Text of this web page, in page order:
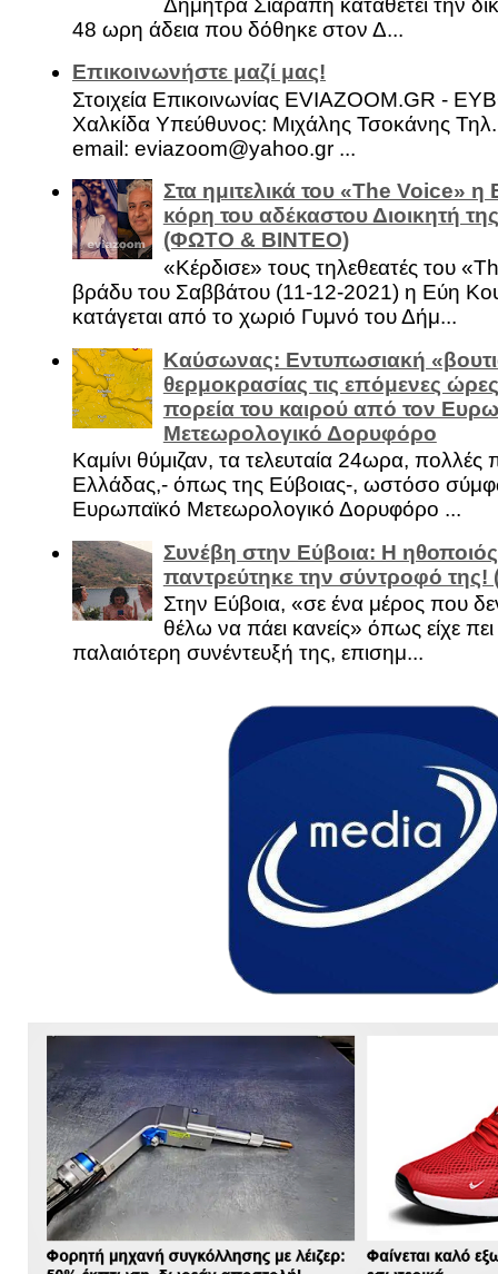
48 ωρη άδεια που δόθηκε στον Δ...
Επικοινωνήστε μαζί μας!
Στοιχεία Επικοινωνίας EVIAZOOM.GR -
Χαλκίδα Υπεύθυνος: Μιχάλης Τσοκάνης
email: eviazoom@yahoo.gr ...
Στα ημιτελικά του «The Voice»
κόρη του αδέκαστου Διοικητή
(ΦΩΤΟ & ΒΙΝΤΕΟ)
«Κέρδισε» τους τηλεθεατές του
βράδυ του Σαββάτου (11-12-2021) η Εύη
κατάγεται από το χωριό Γυμνό του Δήμ...
Καύσωνας: Εντυπωσιακή
θερμοκρασίας τις επόμενες
πορεία του καιρού από τον
Μετεωρολογικό Δορυφόρο
Καμίνι θύμιζαν, τα τελευταία 24ωρα, πολλές
Ελλάδας,- όπως της Εύβοιας-, ωστόσο
Ευρωπαϊκό Μετεωρολογικό Δορυφόρο ...
Συνέβη στην Εύβοια: Η
παντρεύτηκε την σύντροφό
Στην Εύβοια, «σε ένα μέρος που
θέλω να πάει κανείς» όπως είχε πει
παλαιότερη συνέντευξή της, επισημ...